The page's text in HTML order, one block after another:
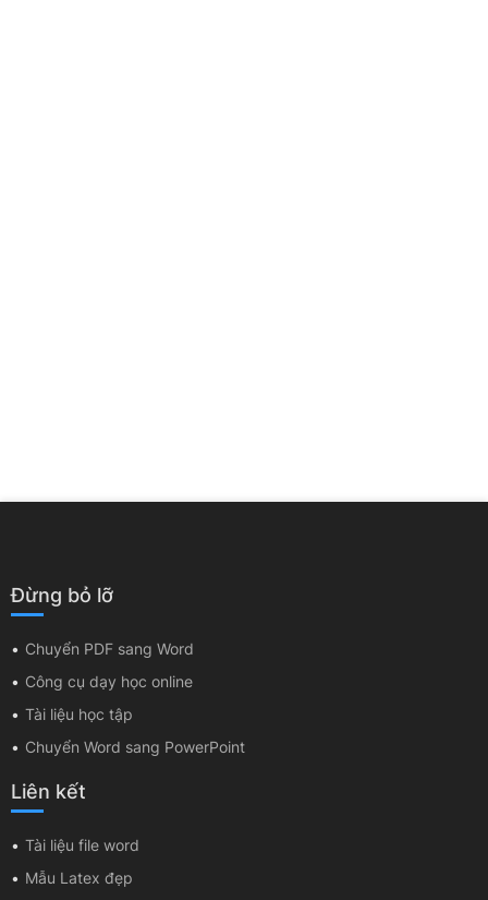
Đừng bỏ lỡ
Chuyển PDF sang Word
Công cụ dạy học online
Tài liệu học tập
Chuyển Word sang PowerPoint
Liên kết
Tài liệu file word
Mẫu Latex đẹp